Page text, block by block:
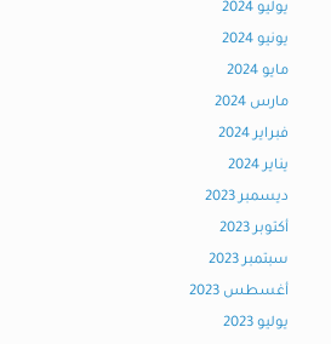
يوليو 2024
يونيو 2024
مايو 2024
مارس 2024
فبراير 2024
يناير 2024
ديسمبر 2023
أكتوبر 2023
سبتمبر 2023
أغسطس 2023
يوليو 2023